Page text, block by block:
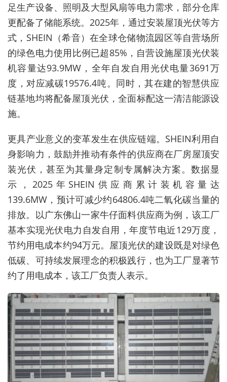
足生产设备、照明及大型风扇等电力需求，部分仓库
更配备了储能系统。2025年，通过安装屋顶光伏等方
式，SHEIN（希音）在全球仓储物流园区等自营场所
的绿色电力使用比例已超85%，自营设施屋顶光伏装
机容量达93.9MW，全年自发自用光伏电量3691万
度，对应减碳19576.4吨。同时，其在建的智慧供应
链基地均将配备屋顶光伏，全面标配这一清洁能源设
施。
更具产业意义的变革发生在供应链端。SHEIN利用自
身影响力，鼓励并推动有条件的供应商在厂房屋顶安
装光伏，甚至为其量身定制专属解决方案。数据显
示，2025年SHEIN供应商累计装机容量达
139.6MW，预计可减少约64806.4吨二氧化碳当量的
排放。以广东佛山一家牛仔面料供应商为例，该工厂
基本实现光伏电力自发自用，年度节电近129万度，
节约用电成本约94万元。屋顶光伏的建设既是对绿色
低碳、可持续发展理念的积极践行，也为工厂显著节
约了用电成本，该工厂负责人表示。